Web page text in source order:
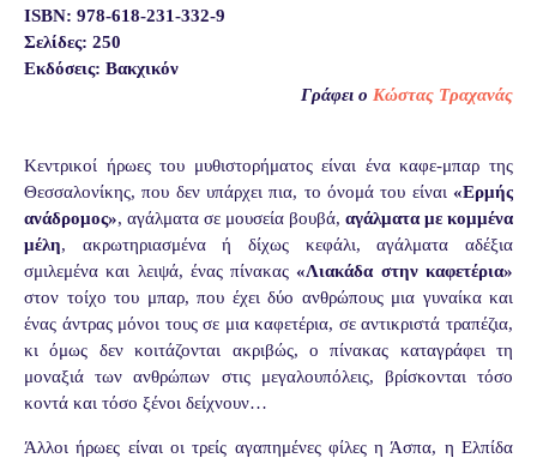
ISBN: 978-618-231-332-9
Σελίδες: 250
Εκδόσεις: Βακχικόν
Γράφει ο Κώστας Τραχανάς
Κεντρικοί ήρωες του μυθιστορήματος είναι ένα καφε-μπαρ της
Θεσσαλονίκης, που δεν υπάρχει πια, το όνομά του είναι «Ερμής
ανάδρομος», αγάλματα σε μουσεία βουβά, αγάλματα με κομμένα
μέλη, ακρωτηριασμένα ή δίχως κεφάλι, αγάλματα αδέξια
σμιλεμένα και λειψά, ένας πίνακας«Λιακάδα στην καφετέρια»
στον τοίχο του μπαρ, που έχει δύο ανθρώπους μια γυναίκα και
ένας άντρας μόνοι τους σε μια καφετέρια, σε αντικριστά τραπέζια,
κι όμως δεν κοιτάζονται ακριβώς, ο πίνακας καταγράφει τη
μοναξιά των ανθρώπων στις μεγαλουπόλεις, βρίσκονται τόσο
κοντά και τόσο ξένοι δείχνουν…
Άλλοι ήρωες είναι οι τρείς αγαπημένες φίλες η Άσπα, η Ελπίδα